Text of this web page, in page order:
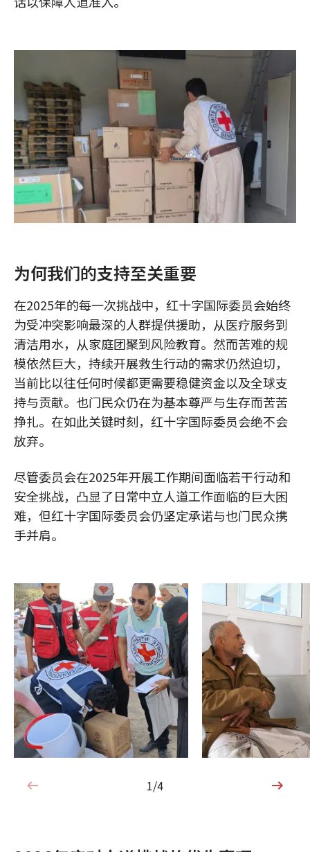
为何我们的支持至关重要
在2025年的每一次挑战中，红十字国际委员会始终
为受冲突影响最深的人群提供援助，从医疗服务到
清洁用水，从家庭团聚到风险教育。然而苦难的规
模依然巨大，持续开展救生行动的需求仍然迫切，
当前比以往任何时候都更需要稳健资金以及全球支
持与贡献。也门民众仍在为基本尊严与生存而苦苦
挣扎。在如此关键时刻，红十字国际委员会绝不会
放弃。
尽管委员会在2025年开展工作期间面临若干行动和
安全挑战，凸显了日常中立人道工作面临的巨大困
难，但红十字国际委员会仍坚定承诺与也门民众携
手并肩。
1/4
1/4